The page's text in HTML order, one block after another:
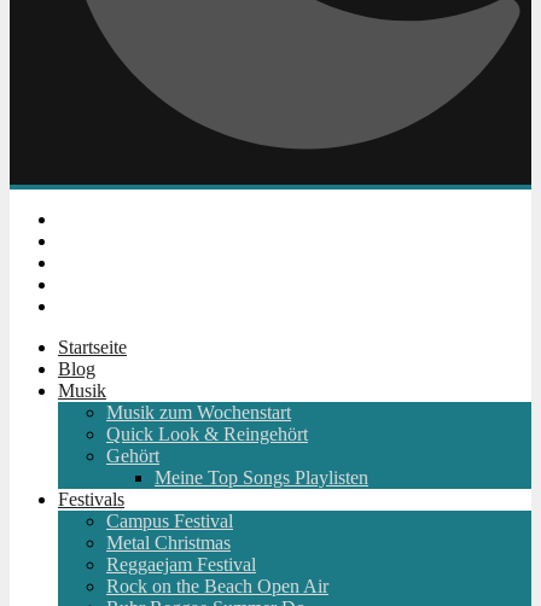
Startseite
Blog
Musik
Musik zum Wochenstart
Quick Look & Reingehört
Gehört
Meine Top Songs Playlisten
Festivals
Campus Festival
Metal Christmas
Reggaejam Festival
Rock on the Beach Open Air